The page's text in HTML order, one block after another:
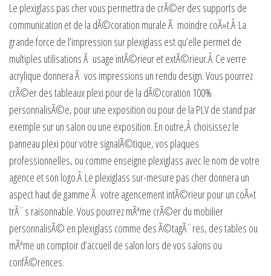
Le plexiglass pas cher vous permettra de crÃ©er des supports de
communication et de la dÃ©coration murale Ã moindre coÃ»t.Â La
grande force de l’impression sur plexiglass est qu’elle permet de
multiples utilisations Ã usage intÃ©rieur et extÃ©rieur.Â Ce verre
acrylique donnera Ã vos impressions un rendu design. Vous pourrez
crÃ©er des tableaux plexi pour de la dÃ©coration 100%
personnalisÃ©e, pour une exposition ou pour de la PLV de stand par
exemple sur un salon ou une exposition. En outre,Â choisissez le
panneau plexi pour votre signalÃ©tique, vos plaques
professionnelles, ou comme enseigne plexiglass avec le nom de votre
agence et son logo.Â Le plexiglass sur-mesure pas cher donnera un
aspect haut de gamme Ã votre agencement intÃ©rieur pour un coÃ»t
trÃ¨s raisonnable. Vous pourrez mÃªme crÃ©er du mobilier
personnalisÃ© en plexiglass comme des Ã©tagÃ¨res, des tables ou
mÃªme un comptoir d’accueil de salon lors de vos salons ou
confÃ©rences.